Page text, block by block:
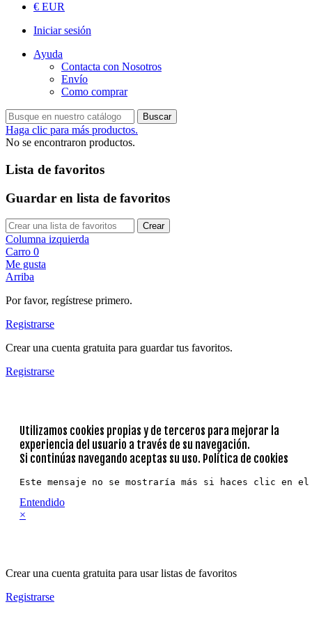
€ EUR
Iniciar sesión
Ayuda
Contacta con Nosotros
Envío
Como comprar
Buscar
Haga clic para más productos.
No se encontraron productos.
Lista de favoritos
Guardar en lista de favoritos
Crear
Columna izquierda
Carro 0
Me gusta
Arriba
Por favor, regístrese primero.
Registrarse
Crear una cuenta gratuita para guardar tus favoritos.
Registrarse
Utilizamos cookies propias y de terceros para mejorar la
experiencia del usuario a través de su navegación.
Si continúas navegando aceptas su uso. Política de cookies
Este mensaje no se mostraría más si haces clic en
Entendido
×
Crear una cuenta gratuita para usar listas de favoritos
Registrarse